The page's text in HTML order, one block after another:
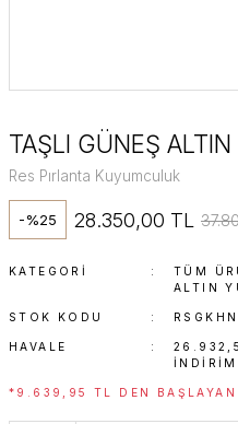
TAŞLI GÜNEŞ
Res Pırlanta Kuyumculuk
-%25 28.350,00 TL
KATEGORI TÜM
ALTIN
STOK KODU
HAVALE
*9.639,95 TL DEN BAŞLAYAN